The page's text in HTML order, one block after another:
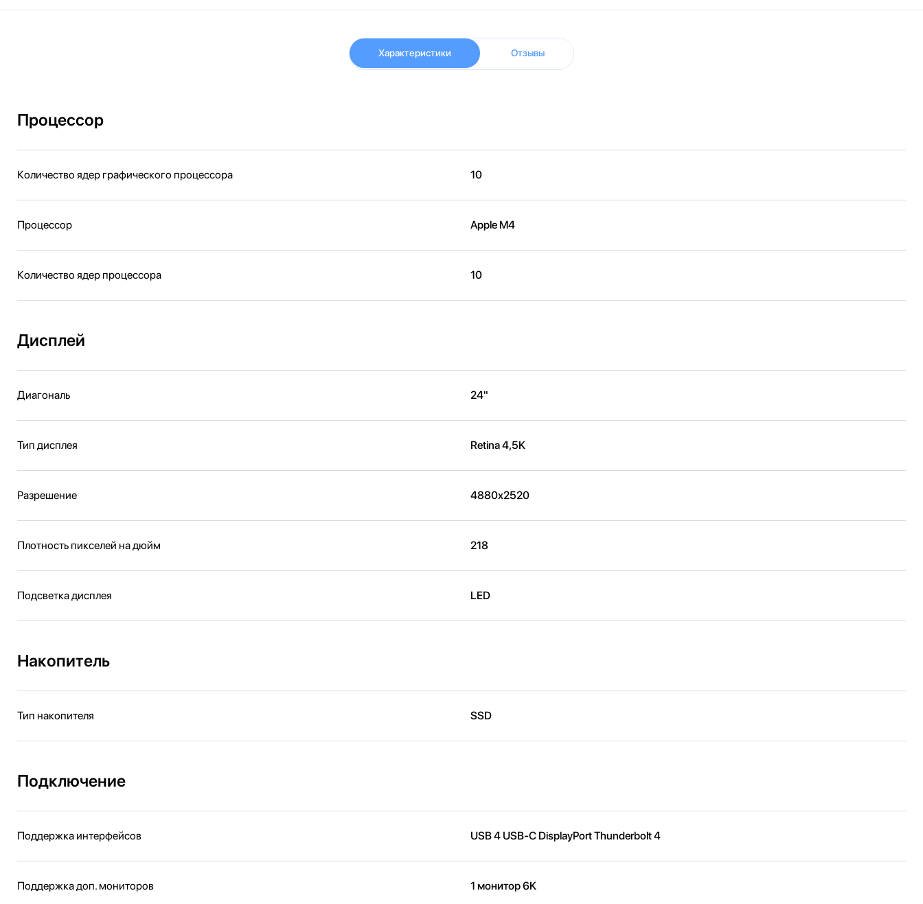
Характеристики Отзывы
Процессор
Количество ядер графического процессора 10
Процессор Apple M4
Количество ядер процессора 10
Дисплей
Диагональ 24"
Тип дисплея Retina 4,5K
Разрешение 4880x2520
Плотность пикселей на дюйм 218
Подсветка дисплея LED
Накопитель
Тип накопителя SSD
Подключение
Поддержка интерфейсов USB 4 USB-C DisplayPort Thunderbolt 4
Поддержка доп. мониторов 1 монитор 6K